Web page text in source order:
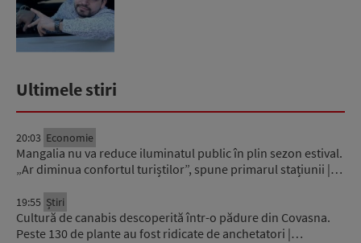
Ultimele stiri
20:03 Economie
Mangalia nu va reduce iluminatul public în plin sezon estival.
„Ar diminua confortul turiștilor”, spune primarul stațiunii |…
19:55 Știri
Cultură de canabis descoperită într-o pădure din Covasna.
Peste 130 de plante au fost ridicate de anchetatori |…